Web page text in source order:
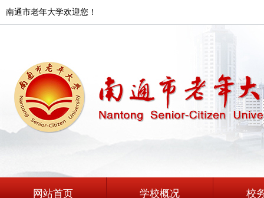
南通市老年大学欢迎您！
网站首页 学校概况 校